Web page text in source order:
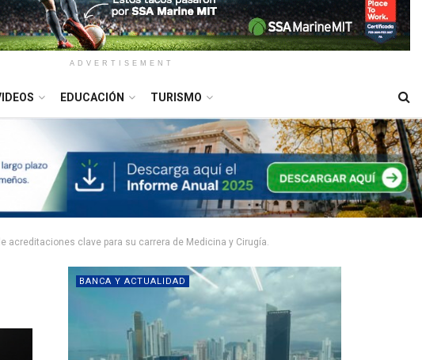
ADVERTISEMENT
EDUCACIÓN TURISMO
clave para su carrera de Medicina y Cirugía.
BANCA Y ACTUALIDAD